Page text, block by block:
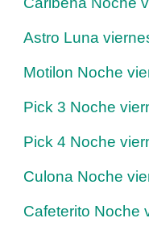
Astro Luna
Motilon Noche
Pick 3 Noche
Pick 4 Noche
Culona Noche
Cafeterito Noche